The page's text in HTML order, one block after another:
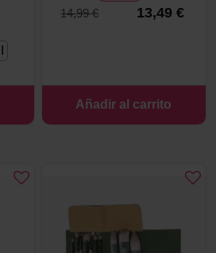
14,99 €
13,49 €
Añadir al carrito